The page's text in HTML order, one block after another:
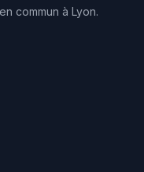
commun à Lyon.